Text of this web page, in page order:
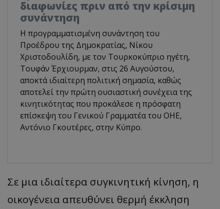
διαφωνίες πριν από την κρίσιμη
συνάντηση
Η προγραμματισμένη συνάντηση του
Προέδρου της Δημοκρατίας, Νίκου
Χριστοδουλίδη, με τον Τουρκοκύπριο ηγέτη,
Τουφάν Έρχιουρμαν, στις 26 Αυγούστου,
αποκτά ιδιαίτερη πολιτική σημασία, καθώς
αποτελεί την πρώτη ουσιαστική συνέχεια της
κινητικότητας που προκάλεσε η πρόσφατη
επίσκεψη του Γενικού Γραμματέα του ΟΗΕ,
Αντόνιο Γκουτέρες, στην Κύπρο.
​Σε μια ιδιαίτερα συγκινητική κίνηση, η
οικογένεια απευθύνει θερμή έκκληση